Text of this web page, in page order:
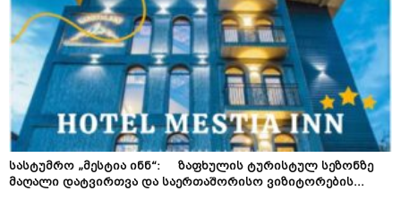
სასტუმრო „მესტია ინნ“: ზაფხულის ტურისტულ სეზონზე
მაღალი დატვირთვა და საერთაშორისო ვიზიტორების...